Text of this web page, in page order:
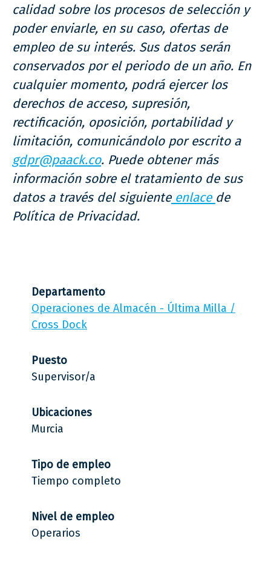
calidad sobre los procesos de selección y
poder enviarle, en su caso, ofertas de
empleo de su interés. Sus datos serán
conservados por el periodo de un año. En
cualquier momento, podrá ejercer los
derechos de acceso, supresión,
rectificación, oposición, portabilidad y
limitación, comunicándolo por escrito a
gdpr@paack.co. Puede obtener más
información sobre el tratamiento de sus
datos a través del siguienteenlace de
Política de Privacidad.
Departamento
Operaciones de Almacén - Última Milla /
Cross Dock
Puesto
Supervisor/a
Ubicaciones
Murcia
Tipo de empleo
Tiempo completo
Nivel de empleo
Operarios